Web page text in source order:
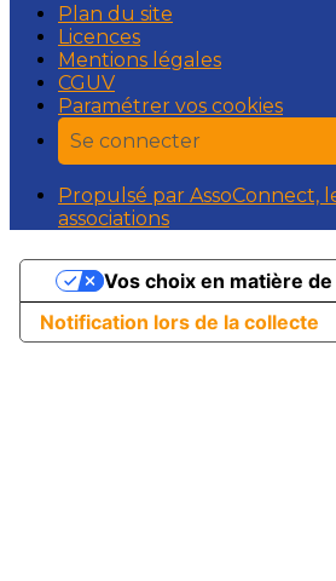
Plan du site
Licences
Mentions légales
CGUV
Paramétrer vos cookies
Se connecter
Propulsé par AssoConnect,
associations
Notification lors de la collecte
Vos choix en matière